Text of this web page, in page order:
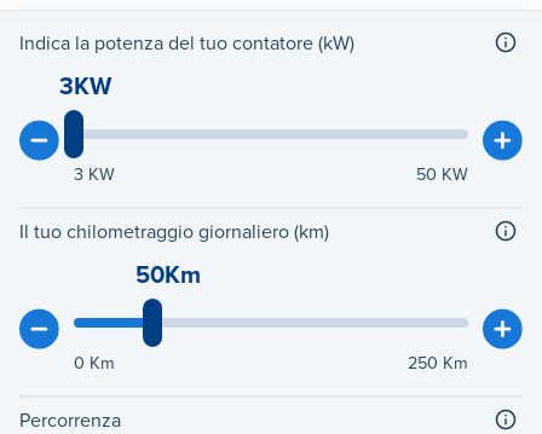
Indica la potenza del tuo contatore (kW)
3KW
3 KW 50 KW
Il tuo chilometraggio giornaliero (km)
50Km
0 Km 250 Km
Percorrenza